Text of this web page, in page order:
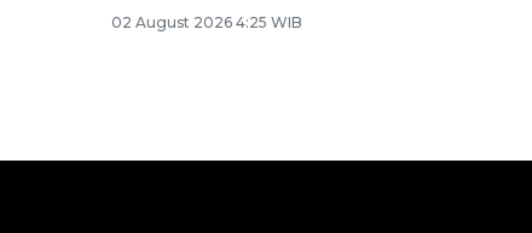
02 August 2026 4:25 WIB